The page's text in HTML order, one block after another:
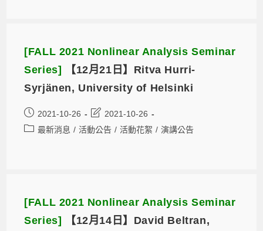
[FALL 2021 Nonlinear Analysis Seminar
Series]
【12月21日】Ritva Hurri-
Syrjänen, University of Helsinki
2021-10-26
2021-10-26
最新消息 / 活動公告 / 活動花絮 / 演講公告
[FALL 2021 Nonlinear Analysis Seminar
Series]
【12月14日】David Beltran,